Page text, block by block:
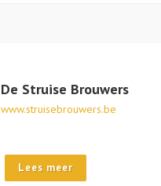
De Struise Brouwers
www.struisebrouwers.be
Lees meer